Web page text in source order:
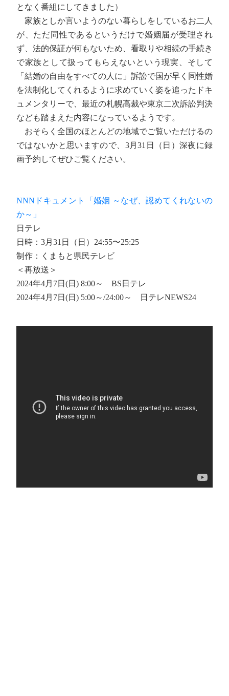
となく番組にしてきました）
家族としか言いようのない暮らしをしているお二人
が、ただ同性であるというだけで婚姻届が受理され
ず、法的保証が何もないため、看取りや相続の手続き
で家族として扱ってもらえないという現実、そして
「結婚の自由をすべての人に」訴訟で国が早く同性婚
を法制化してくれるように求めていく姿を追ったドキ
ュメンタリーで、最近の札幌高裁や東京二次訴訟判決
なども踏まえた内容になっているようです。
おそらく全国のほとんどの地域でご覧いただけるの
ではないかと思いますので、3月31日（日）深夜に録
画予約してぜひご覧ください。
NNNドキュメント「婚姻 ～なぜ、認めてくれないの
か～」
日テレ
日時：3月31日（日）24:55〜25:25
制作：くまもと県民テレビ
＜再放送＞
2024年4月7日(日) 8:00～ BS日テレ
2024年4月7日(日) 5:00～/24:00～ 日テレNEWS24